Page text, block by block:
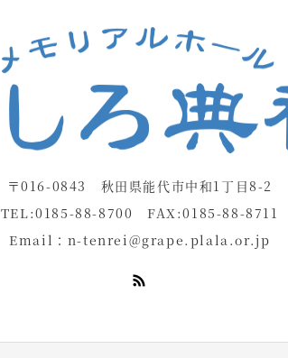
〒016-0843 秋田県能代市中和1丁目8-2
TEL:0185-88-8700 FAX:0185-88-8711
Email： n-tenrei@grape.plala.or.jp